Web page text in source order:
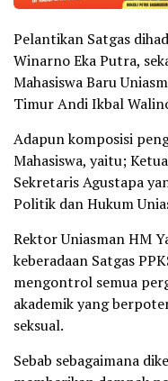
Pelantikan Satgas
Winarno Eka Putra,
Mahasiswa Baru
Timur Andi Ikbal
Adapun komposisi
Mahasiswa, yaitu;
Sekretaris Agustapa
Politik dan Hukum
Rektor Uniasman HM
keberadaan Satgas
mengontrol semua
akademik yang
seksual.
Sebab sebagaimana